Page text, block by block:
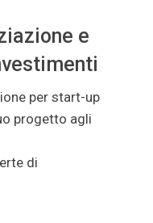
e
per start-up
progetto agli
di